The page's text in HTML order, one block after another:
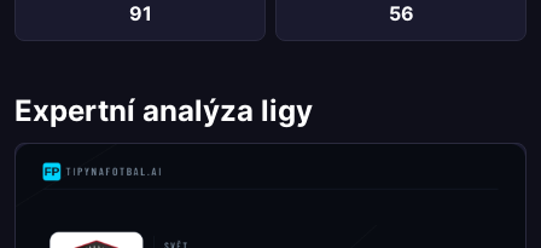
91 56
Expertní analýza ligy